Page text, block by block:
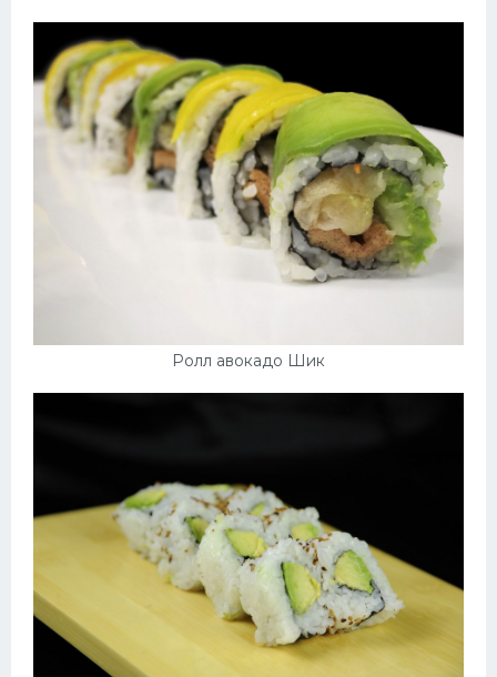
Ролл авокадо Шик